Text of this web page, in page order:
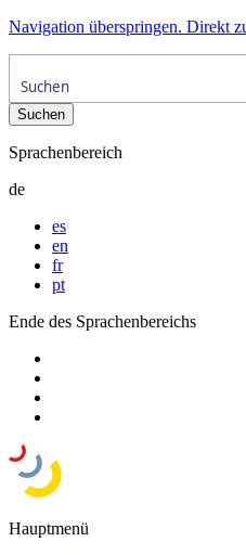
Navigation überspringen. Direkt
Sprachenbereich
de
es
en
fr
pt
Ende des Sprachenbereichs
Hauptmenü